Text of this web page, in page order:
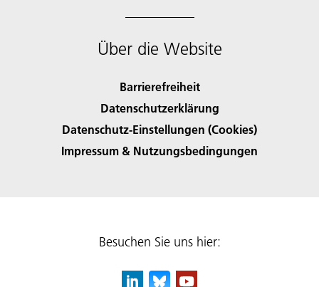
Über die Website
Barrierefreiheit
Datenschutzerklärung
Datenschutz-Einstellungen (Cookies)
Impressum & Nutzungsbedingungen
Besuchen Sie uns hier: